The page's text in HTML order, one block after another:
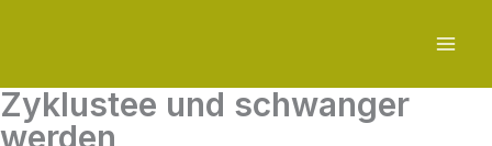
Zyklustee und schwanger
werden